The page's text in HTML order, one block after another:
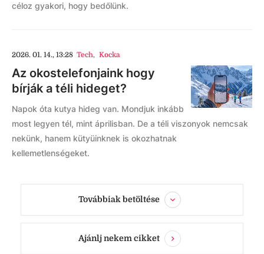
céloz gyakori, hogy bedőlünk.
2026. 01. 14., 13:28 Tech, Kocka
Az okostelefonjaink hogy
bírják a téli hideget?
Napok óta kutya hideg van. Mondjuk inkább
most legyen tél, mint áprilisban. De a téli viszonyok nemcsak
nekünk, hanem kütyüinknek is okozhatnak
kellemetlenségeket.
Továbbiak betöltése
Ajánlj nekem cikket